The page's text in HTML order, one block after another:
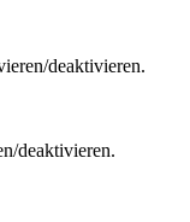
deaktivieren.
deaktivieren.